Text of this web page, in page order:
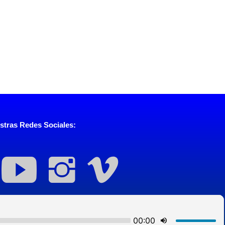
Redes Sociales: